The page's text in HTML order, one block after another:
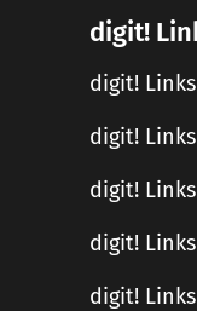
digit!
digit!
digit!
digit!
digit!
digit!